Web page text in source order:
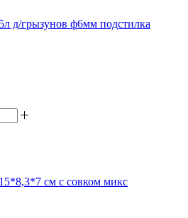
д/грызунов ф6мм подстилка